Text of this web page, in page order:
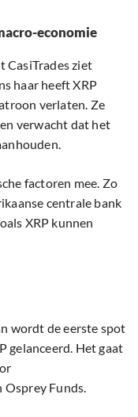
economie
CasiTrades ziet
haar heeft XRP
verlaten. Ze
verwacht dat het
factoren mee. Zo
centrale bank
XRP kunnen
wordt de eerste spot
gelanceerd. Het gaat
Osprey Funds.